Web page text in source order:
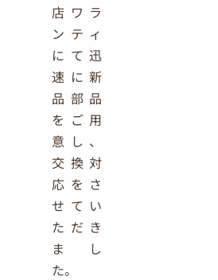
店ワラ
ンティ
にて迅
速に新
品部品
をご用
意し、
交換対
応をさ
せてい
ただき
まし
た。